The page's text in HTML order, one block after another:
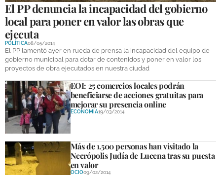
El PP denuncia la incapacidad del gobierno
local para poner en valor las obras que
ejecuta
POLÍTICA08/05/2014
El PP lamentó ayer en rueda de prensa la incapacidad del equipo de
gobierno municipal para dotar de contenidos y poner en valor los
proyectos de obra ejecutados en nuestra ciudad
EOI: 25 comercios locales podrán
beneficiarse de acciones gratuitas para
mejorar su presencia online
ECONOMÍA19/03/2014
Más de 1.500 personas han visitado la
Necrópolis Judía de Lucena tras su puesta
en valor
OCIO09/02/2014